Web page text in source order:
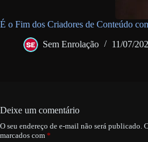
É o Fim dos Criadores de Conteúdo
Sem Enrolação 11/07/
Deixe um comentário
O seu endereço de e-mail não será publicado.
marcados com *